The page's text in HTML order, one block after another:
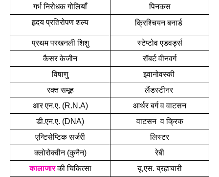
गर्भ निरोधक गोलियाँ
पिनकस
हृदय प्रतिरोपण शल्य
क्रिश्चियन बनार्ड
प्रथम परखनली शिशु
स्टेप्टोव एडवर्ड्स
कैसर केजीन
रॉबर्ट वीनवर्ग
विषाणु
इवानोवस्की
रक्त समूह
लैंडस्टीनर
आर एन.ए. (R.N.A)
आर्थर बर्ग व वाटसन
डी.एन.ए. (DNA)
वाटसन  व क्रिक
एन्टिसेप्टिक सर्जरी
लिस्टर
क्लोरोक्वीन (कुनैन)
रेबी
कालाजार की चिकित्सा
यू.एस. ब्रह्मचारी